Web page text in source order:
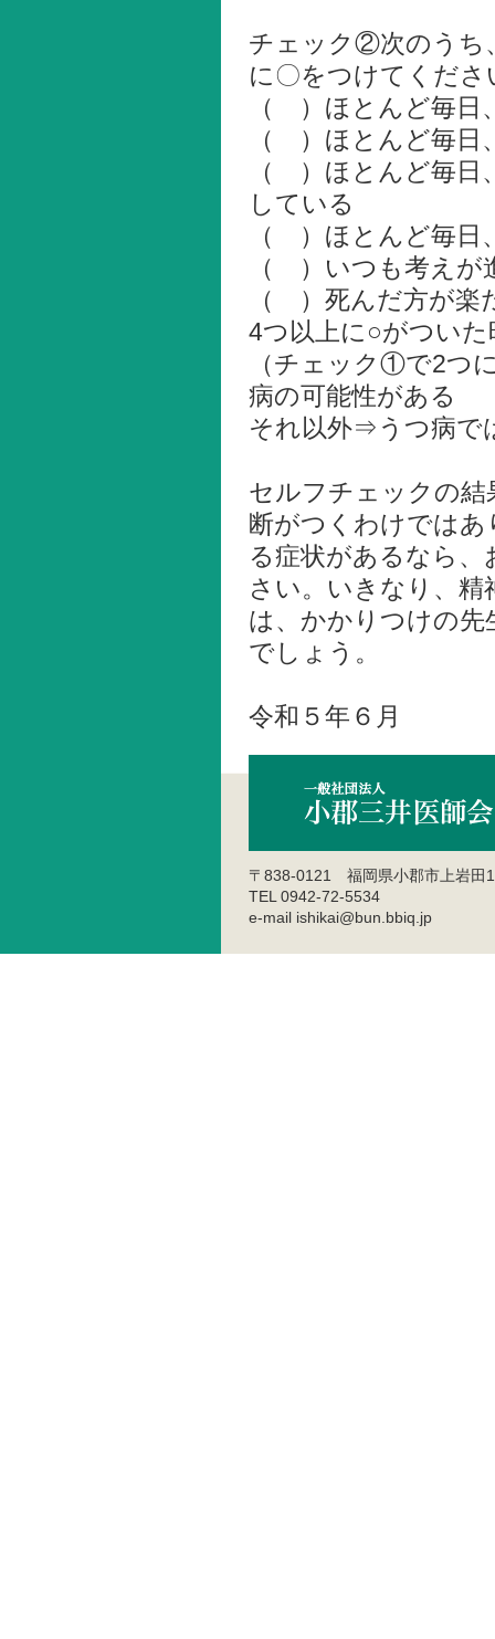
チェック②次のうち
に〇をつけてくださ
（ ）ほとんど毎日
（ ）ほとんど毎日
（ ）ほとんど毎日
している
（ ）ほとんど毎日
（ ）いつも考えが
（ ）死んだ方が楽
4つ以上に○がついた
（チェック①で2つ
病の可能性がある
それ以外⇒うつ病で
セルフチェックの
断がつくわけでは
る症状があるなら
さい。いきなり、精
は、かかりつけの
でしょう。
令和５年６月
〒838-0121 福岡県小郡市上岩田
TEL 0942-72-5534
e-mail ishikai@bun.bbiq.jp